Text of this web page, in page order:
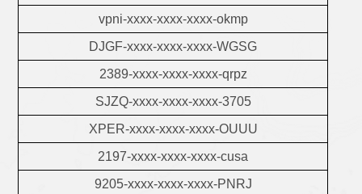
vpni-xxxx-xxxx-xxxx-okmp
DJGF-xxxx-xxxx-xxxx-WGSG
2389-xxxx-xxxx-xxxx-qrpz
SJZQ-xxxx-xxxx-xxxx-3705
XPER-xxxx-xxxx-xxxx-OUUU
2197-xxxx-xxxx-xxxx-cusa
9205-xxxx-xxxx-xxxx-PNRJ